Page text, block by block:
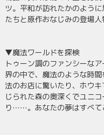
ツ。平和が訪れたかのよう
たちと原作おなじみの登場
▼魔法ワールドを探検
トゥーン調のファンシーな
界の中で、魔法のような時
法のお店に驚いたり、ホウ
じられた森の奥深くでユニ
り……。あなたの夢はすべて